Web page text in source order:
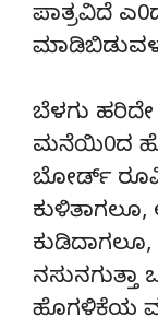
ಪಾತ್ರವಿದೆ
ಬೆಳಗು ಹರಿದೇ
ಮನೆಯಿ0ದ
ಬೋರ್ಡ್
ಕುಳಿತಾಗಲೂ,
ಕುಡಿದಾಗಲೂ,
ಹೊಗಳಿಕೆಯ